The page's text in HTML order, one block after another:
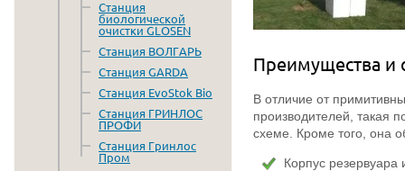
Преимущества и
В отличие от
производителей, такая
схеме. Кроме того, она
Корпус резервуара
Станция
биологической
очистки GLOSEN
Станция ВОЛГАРЬ
Станция GARDA
Станция EvoStok Bio
Станция ГРИНЛОС
ПРОФИ
Станция Гринлос
Пром